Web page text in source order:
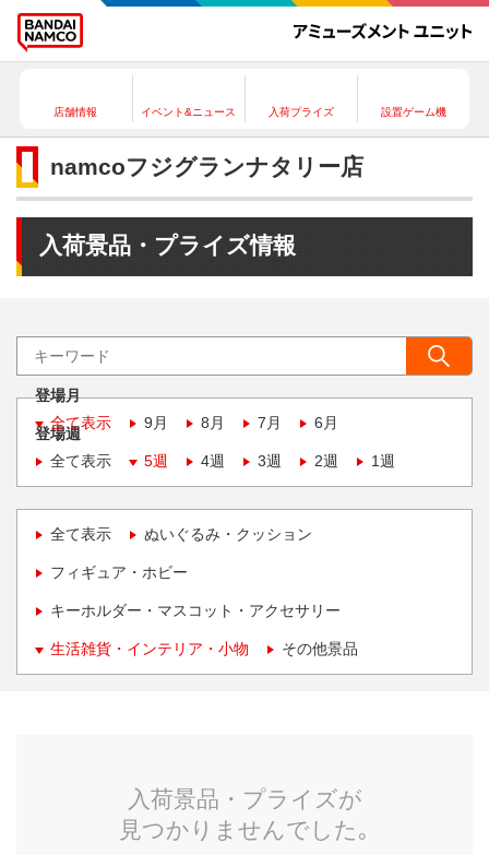
店舗情報 イベント&ニュース 入荷プライズ 設置ゲーム機
namcoフジグランナタリー店
入荷景品・プライズ情報
登場月
全て表示
9月 8月 7月 6月
登場週
全て表示
5週 4週 3週 2週 1週
全て表示 ぬいぐるみ・クッション
フィギュア・ホビー
キーホルダー・マスコット・アクセサリー
生活雑貨・インテリア・小物 その他景品